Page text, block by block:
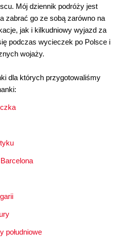
Mój dziennik podróży jest
zabrać go ze sobą zarówno na
jak i kilkudniowy wyjazd za
podczas wycieczek po Polsce i
wojaży.
dla których przygotowaliśmy
południowe